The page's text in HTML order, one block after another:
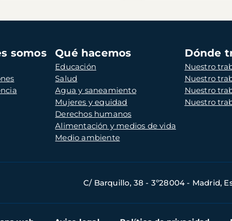
somos Qué hacemos
Educación
Salud
Agua y saneamiento
Mujeres y equidad
Derechos humanos
Alimentación y medios de vida
Medio ambiente
Dónde
Nuestro
Nuestro
Nuestro
Nuestro
C/ Barquillo, 38 - 3º28004 - Madrid,